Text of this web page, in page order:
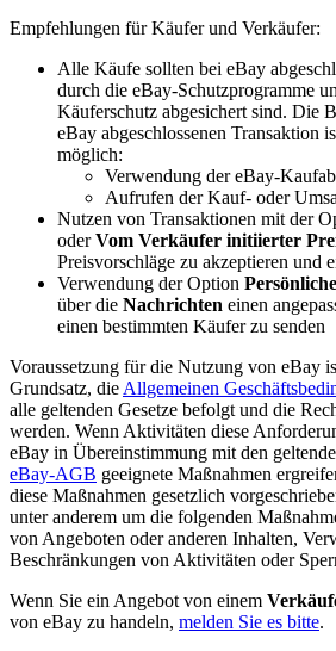
Empfehlungen für Käufer und Verkäufer:
Alle Käufe sollten bei eBay
durch die eBay-Schutzprogramme
Käuferschutz abgesichert sind. Die
eBay abgeschlossenen Transaktion
möglich:
Verwendung der eBay-
Aufrufen der Kauf- oder
Nutzen von Transaktionen mit der
oderVom Verkäufer initiierter
Preisvorschläge zu akzeptieren und
Verwendung der Option
über die Nachrichten einen
einen bestimmten Käufer zu senden
Voraussetzung für die Nutzung von eBay
Grundsatz, die Allgemeinen
alle geltenden Gesetze befolgt und die
werden. Wenn Aktivitäten diese
eBay in Übereinstimmung mit den
eBay-AGB geeignete Maßnahmen
diese Maßnahmen gesetzlich
unter anderem um die folgenden
von Angeboten oder anderen Inhalten,
Beschränkungen von Aktivitäten oder
Wenn Sie ein Angebot von einem
von eBay zu handeln, melden Sie es bitte.